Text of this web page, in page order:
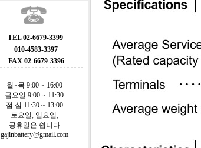
TEL 02-6679-3399
010-4583-3397
FAX 02-6679-3396
월~목 9:00 ~ 16:00
금요일 9:00 ~ 11:30
점 심 11:30 ~ 13:00
토요일, 일요일,
공휴일은 쉽니다
gajinbattery@gmail.com